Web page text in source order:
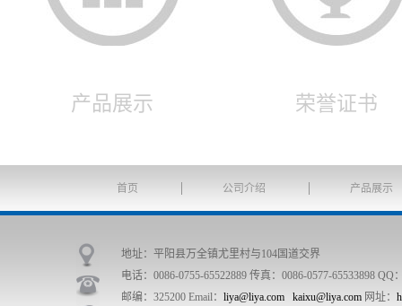
产品展示 荣誉证书
首页 公司介绍 产品展示
地址：平阳县万全镇尤里村与104国道交界
电话：0086-0755-65522889 传真：0086-0577-65533898 QQ
邮编：325200 Email： liya@liya.com kaixu@liya.com 网址：